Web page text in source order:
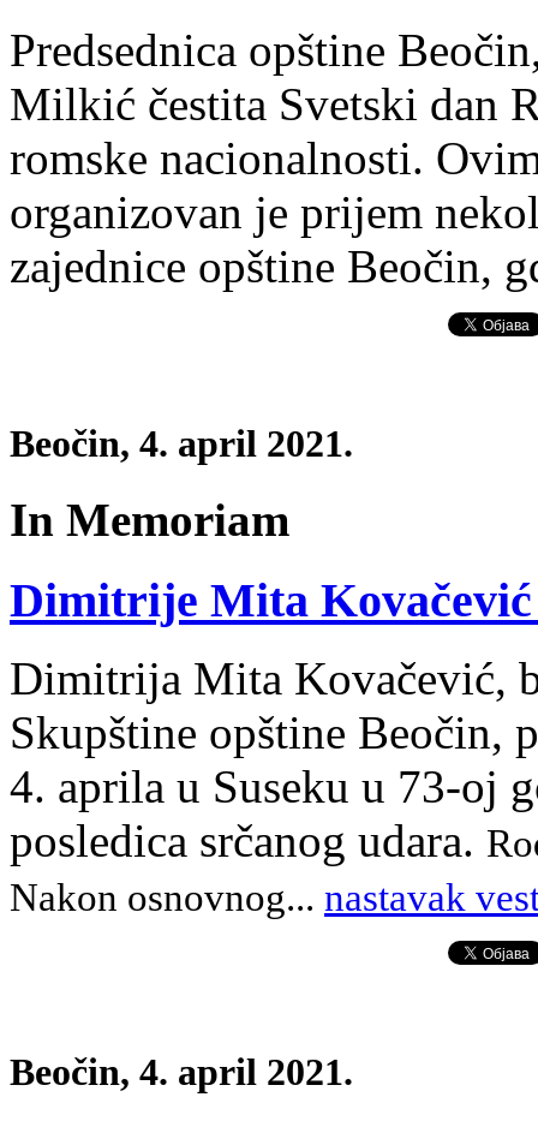
Predsednica opštine
Milkić čestita Svetski dan
romske nacionalnosti.
organizovan je prijem
zajednice opštine Beočin,
Beočin, 4. april 2021.
In Memoriam
Dimitrije Mita Kovačević
Dimitrija Mita Kovačević,
Skupštine opštine Beočin,
4. aprila u Suseku u 73-oj
posledica srčanog udara.
Nakon osnovnog... nastavak
Beočin, 4. april 2021.